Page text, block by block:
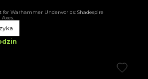
for Warhammer Underworlds: Shadespire